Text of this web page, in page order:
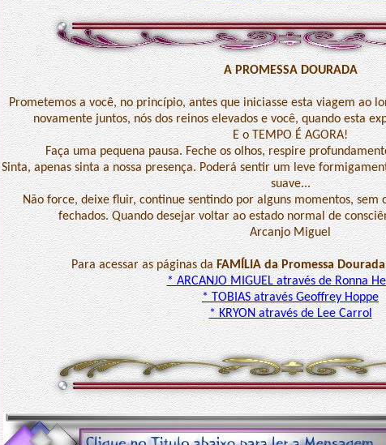
A PROMESSA DOURADA
Prometemos a você, no princípio, antes que iniciasse esta viagem ao
novamente juntos, nós dos reinos elevados e você, quando esta
E o TEMPO É AGORA!
Faça uma pequena pausa. Feche os olhos, respire
Sinta, apenas sinta a nossa presença. Poderá sentir um leve
suave...
Não force, deixe fluir, continue sentindo por alguns momentos, sem
fechados. Quando desejar voltar ao estado normal de
Arcanjo Miguel
Para acessar as páginas daFAMÍLIA da Promessa Dourada
* ARCANJO MIGUEL através de Ronna
* TOBIAS através Geoffrey Hoppe
* KRYON através de Lee Carrol